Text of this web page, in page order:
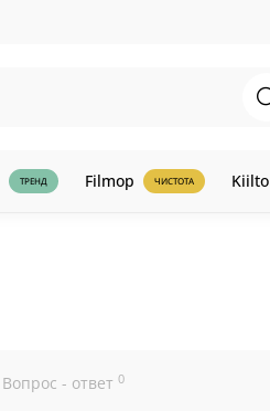
ТРЕНД Filmop ЧИСТОТА Kiilto
Вопрос - ответ 0